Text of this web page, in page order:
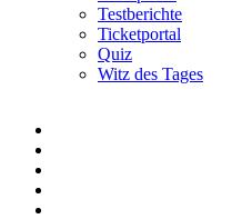
Testberichte
Ticketportal
Quiz
Witz des Tages